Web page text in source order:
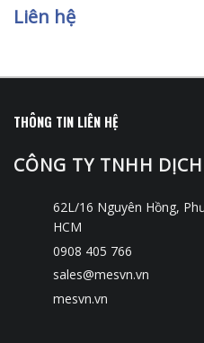
Liên hệ
THÔNG TIN LIÊN HỆ
CÔNG TY TNHH
62L/16 Nguyên Hồng,
HCM
0908 405 766
sales@mesvn.vn
mesvn.vn